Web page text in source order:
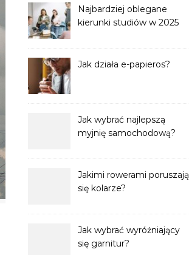
Najbardziej oblegane
kierunki studiów w 2025
Jak działa e-papieros?
Jak wybrać najlepszą
myjnię samochodową?
Jakimi rowerami poruszają
się kolarze?
Jak wybrać wyróżniający
się garnitur?